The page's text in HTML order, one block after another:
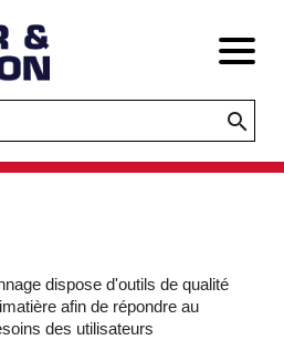
search
dispose d'outils de qualité
afin de répondre au
des utilisateurs